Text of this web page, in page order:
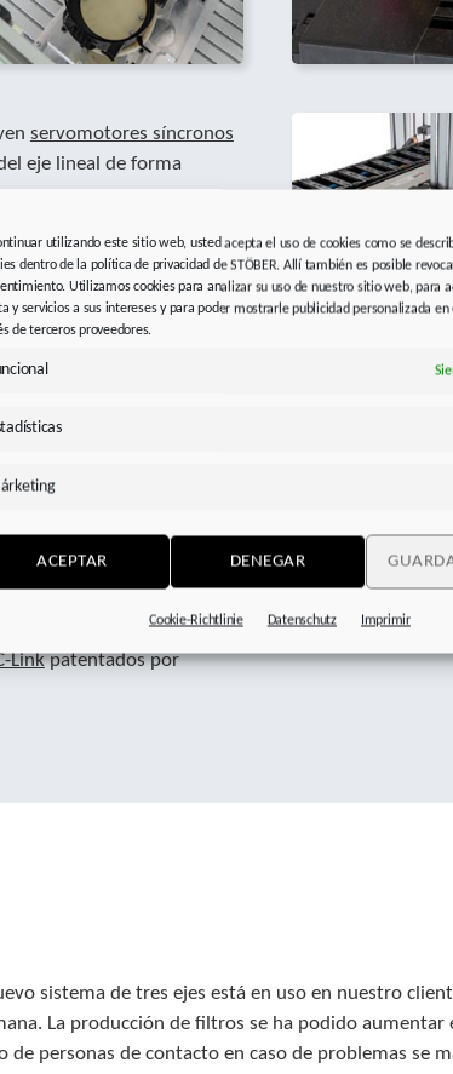
utilizando este sitio web, usted acepta el uso de cookies como se
dentro de la política de privacidad de STÖBER. Allí también es posible
Utilizamos cookies para analizar su uso de nuestro sitio web, para
y servicios a sus intereses y para poder mostrarle publicidad personalizada
de terceros proveedores.
ACEPTAR DENEGAR
Cookie-Richtlinie Datenschutz Imprimir
servomotores síncronos
eje lineal de forma
rápida transferencia de
una elevada precisión de
sencillo y rápido,
STOBER ofrece así
en una máquina con poco
de la serie SI6
reguladores se puede
También se han
Torque Off) y SS1 (Safe
1 y se pueden utilizar
La instalación
sencilla, utilizando
Linkpatentados por
sistema de tres ejes está en uso en nuestro
La producción de filtros se ha podido aumentar
de personas de contacto en caso de problemas se